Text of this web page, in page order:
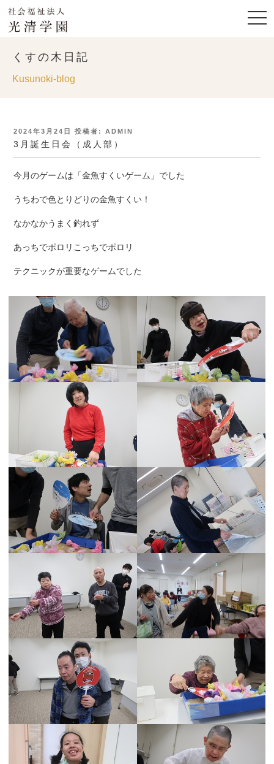
くすの木日記
Kusunoki-blog
投
稿
日:
2024年3月24日 投稿者:ADMIN
3月誕生日会（成人部）
今月のゲームは「金魚すくいゲーム」でした
うちわで色とりどりの金魚すくい！
なかなかうまく釣れず
あっちでポロリこっちでポロリ
テクニックが重要なゲームでした